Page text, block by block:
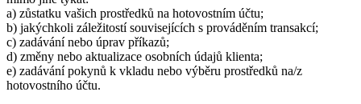
a) zůstatku vašich prostředků na hotovostním účtu;
b) jakýchkoli záležitostí souvisejících s prováděním transakcí;
c) zadávání nebo úprav příkazů;
d) změny nebo aktualizace osobních údajů klienta;
e) zadávání pokynů k vkladu nebo výběru prostředků na/z
hotovostního účtu.